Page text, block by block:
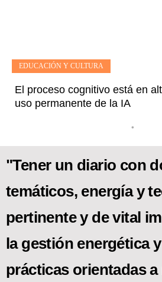
El proceso cognitivo está en
uso permanente de la IA
•
EDUCACIÓN Y CULTURA
"Tener un diario con
temáticos, energía y
pertinente y de vital
la gestión energética
prácticas orientadas